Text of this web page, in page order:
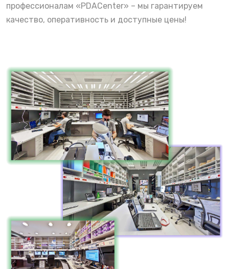
профессионалам «PDACenter» – мы гарантируем
качество, оперативность и доступные цены!